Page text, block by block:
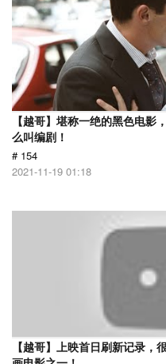
【越哥】堪称一绝的黑色电影
么叫编剧！
# 154
2021-11-19 01:18
【越哥】上映首日刷新记录，